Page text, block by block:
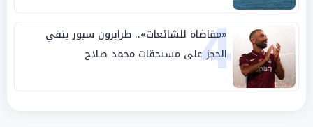
4
«مقاضاة للشائعات».. طرابزون سبور ينفي
الحجز على مستحقات محمد صلاح